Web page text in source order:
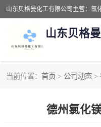
山东贝格
当前位置： 首页 > 公司动态 >
德州氯化